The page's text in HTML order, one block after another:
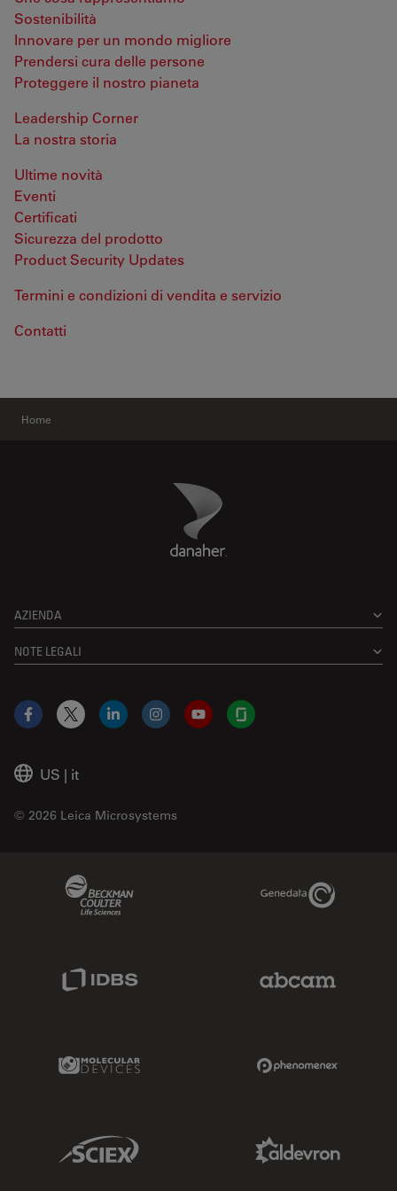
Sostenibilità
Innovare per un mondo migliore
Prendersi cura delle persone
Proteggere il nostro pianeta
Leadership Corner
La nostra storia
Ultime novità
Eventi
Certificati
Sicurezza del prodotto
Product Security Updates
Termini e condizioni di vendita e servizio
Contatti
Home
Danaher Logo
AZIENDA
NOTE LEGALI
US | it
© 2026 Leica Microsystems
Facebook
X LinkedInInstagramYouTubeGlassdoor
Genedata Link
Molecular Devices Link
Sciex Link